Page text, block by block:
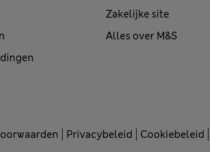
Zakelijke site
Alles over M&S
Privacybeleid Cookiebeleid